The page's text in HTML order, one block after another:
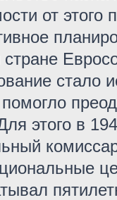
от
стране
стало
этого в